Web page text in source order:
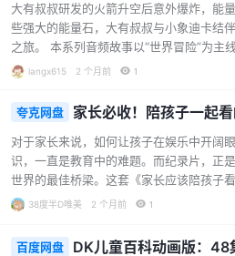
怕黑、作噩梦、懒惰、不愿完成作业、乱
处、爱吃零食、爱逞能等。当父母发现这
子…...
大有叔叔研发的火箭升空后意外爆炸，能
些强大的能量石，大有叔叔与小象迪卡结
之旅。 本系列音频故事以“世界冒险”为主
大利亚、墨西哥、德国、英国、希腊、意
故事的同时，潜移默化地了解世界。 故事
复活、金字塔探秘、神庙奇迹，感受古埃
冒险：幽灵琴声、大堡礁保卫战、移动迷
幻的墨西哥：亡灵节、骷髅公主、玉米故
童话世界德…...
langx615 2 个月前 1
夸克网盘 家长必收！陪孩子一起
对于家长来说，如何让孩子在娱乐中开阔
识，一直是教育中的难题。而纪录片，正
世界的最佳桥梁。这套《家长应该陪孩子
片》合集，精选了BBC等顶级制作机构的经
的绝佳资源。 自然探索，感受地球脉动 从
38度半D唯美 2 个月前 1
百度网盘
DK儿童百科动画版：48